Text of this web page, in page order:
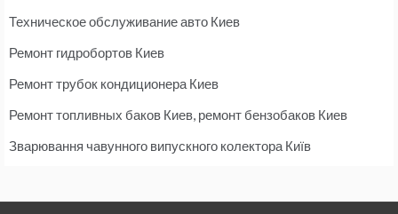
Техническое обслуживание авто Киев
Ремонт гидробортов Киев
Ремонт трубок кондиционера Киев
Ремонт топливных баков Киев, ремонт бензобаков Киев
Зварювання чавунного випускного колектора Київ